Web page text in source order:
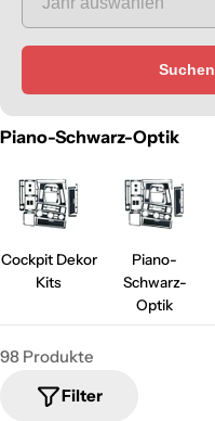
Suchen
Piano-Schwarz-Optik
Cockpit Dekor
Kits
Piano-
Schwarz-
Optik
98 Produkte
Filter